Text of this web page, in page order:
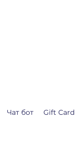
Чат бот Gift Card